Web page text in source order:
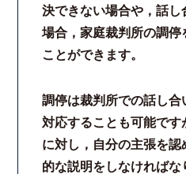
サマークラーク・ウィンター
コロナと労働問題
決できない場合や，話
場合，家庭裁判所の調
ことができます。
調停は裁判所での話し
対応することも可能で
に対し，自分の主張を
的な説明をしなければな